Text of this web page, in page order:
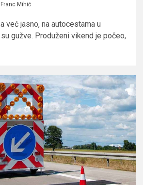
Franc Mihić
već jasno, na autocestama u
gužve. Produženi vikend je počeo,